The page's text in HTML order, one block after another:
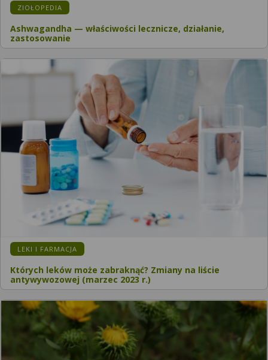
KATEGORIA:
ZIOŁOPEDIA
Ashwagandha — właściwości lecznicze, działanie,
zastosowanie
KATEGORIA:
LEKI I FARMACJA
Których leków może zabraknąć? Zmiany na liście
antywywozowej (marzec 2023 r.)